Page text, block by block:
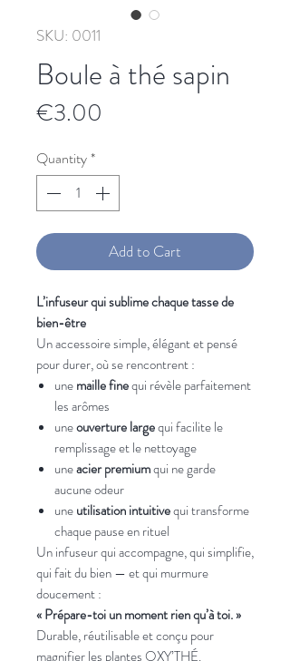
SKU: 0011
Boule à thé sapin
€3.00
Quantity*
Add to Cart
L’infuseur qui sublime chaque tasse de
bien-être
Un accessoire simple, élégant et pensé
pour durer, où se rencontrent :
unemaille finequi révèle parfaitement
les arômes
uneouverture largequi facilite le
remplissage et le nettoyage
uneacier premiumqui ne garde
aucune odeur
uneutilisation intuitivequi transforme
chaque pause en rituel
Un infuseur qui accompagne, qui simplifie,
qui fait du bien — et qui murmure
doucement :
« Prépare-toi un moment rien qu’à toi. »
Durable, réutilisable et conçu pour
magnifier les plantes OXY’THÉ.